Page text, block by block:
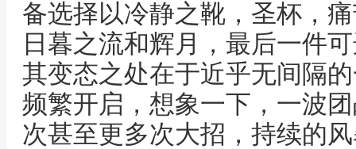
备选择以冷静之靴，圣杯，
日暮之流和辉月，最后一件
其变态之处在于近乎无间隔
频繁开启，想象一下，一波
次甚至更多次大招，持续的